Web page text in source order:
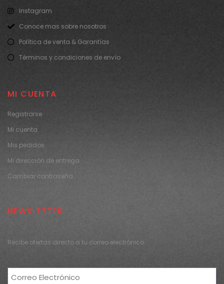
Instagram
Conoce mas sobre nosotros
Política de venta & Garantías
Términos y condiciones de envío
MI CUENTA
Registrarse
Mi cuenta
Mis pedidos
Mi dirección de entrega
Cambiar contraseña
NEWSLETTER
Recibe ofertas directo a tu correo electrónico